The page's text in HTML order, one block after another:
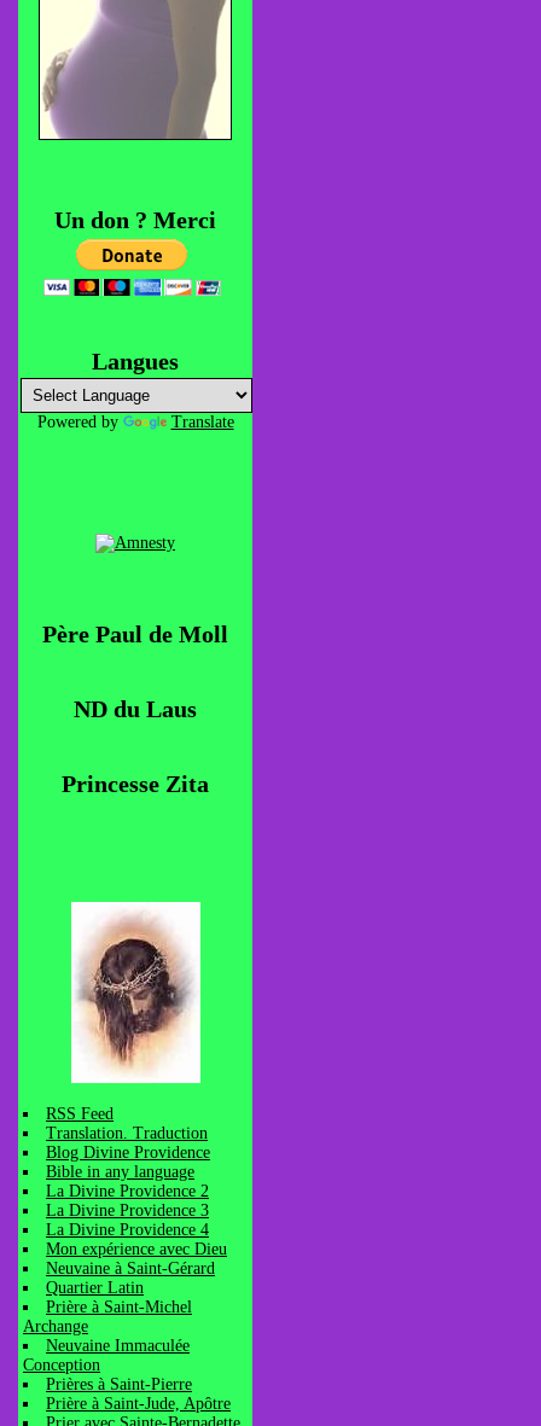
Un don ? Merci
Langues
Powered by Translate
Père Paul de Moll
ND du Laus
Princesse Zita
RSS Feed
Translation. Traduction
Blog Divine Providence
Bible in any language
La Divine Providence 2
La Divine Providence 3
La Divine Providence 4
Mon expérience avec Dieu
Neuvaine à Saint-Gérard
Quartier Latin
Prière à Saint-Michel
Archange
Neuvaine Immaculée
Conception
Prières à Saint-Pierre
Prière à Saint-Jude, Apôtre